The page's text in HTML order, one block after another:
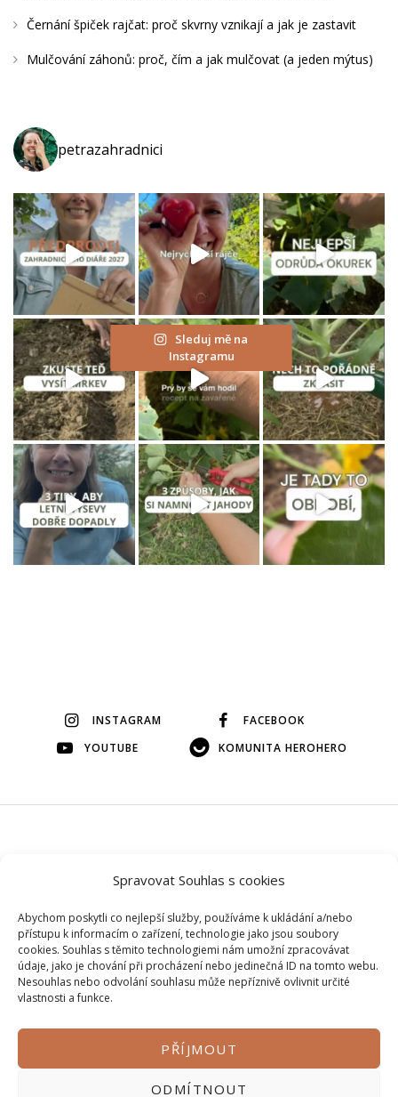
Spravovat Souhlas s cookies
Abychom poskytli co nejlepší služby, používáme k ukládání a/nebo
přístupu k informacím o zařízení, technologie jako jsou soubory
cookies. Souhlas s těmito technologiemi nám umožní zpracovávat
údaje, jako je chování při procházení nebo jedinečná ID na tomto webu.
Nesouhlas nebo odvolání souhlasu může nepříznivě ovlivnit určité
vlastnosti a funkce.
PŘÍJMOUT
ODMÍTNOUT
Černání špiček rajčat: proč skvrny vznikají a jak je zastavit
Mulčování záhonů: proč, čím a jak mulčovat (a jeden mýtus)
petrazahradnici
Sleduj mě na
Instagramu
INSTAGRAM
FACEBOOK
YOUTUBE
KOMUNITA HEROHERO
svolení si ho prosím nepůjčujte.
Zásady ochrany osobních údajů